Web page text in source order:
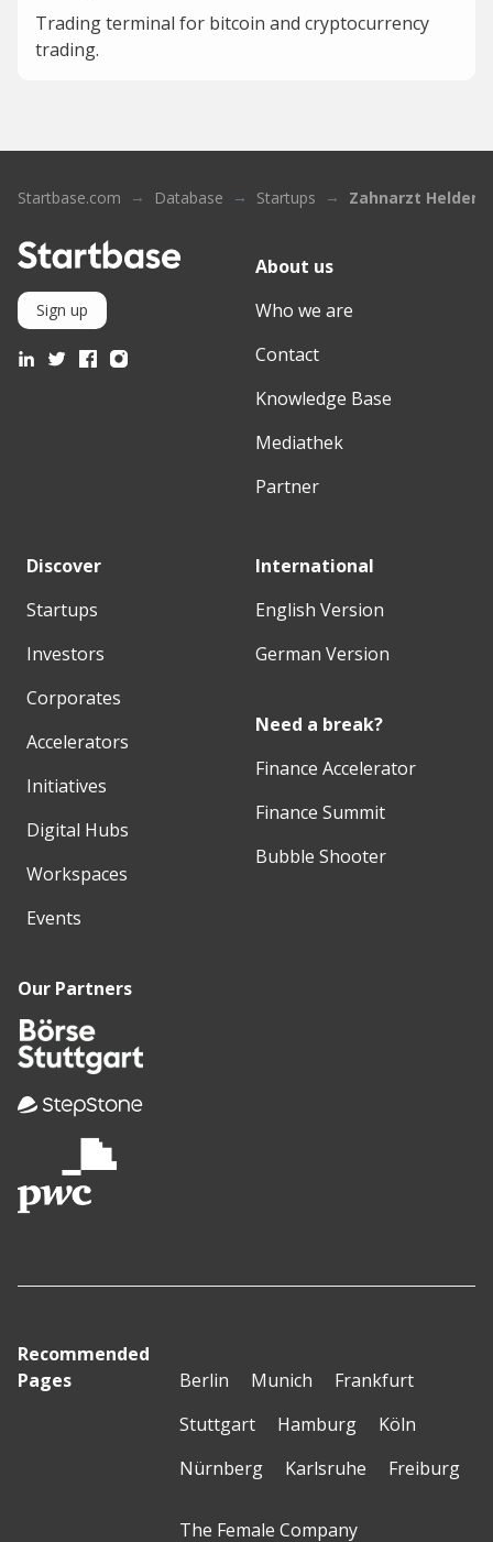
Trading terminal for bitcoin and cryptocurrency
trading.
Startbase.com Database Startups Zahnarzt Helden
Sign up
About us
Who we are
Contact
Knowledge Base
Mediathek
Partner
Discover
Startups
Investors
Corporates
Accelerators
Initiatives
Digital Hubs
Workspaces
Events
International
English Version
German Version
Need a break?
Finance Accelerator
Finance Summit
Bubble Shooter
Our Partners
Recommended
Pages
Berlin Munich
Frankfurt
Stuttgart
Hamburg
Köln
Nürnberg
Karlsruhe Freiburg
The Female Company